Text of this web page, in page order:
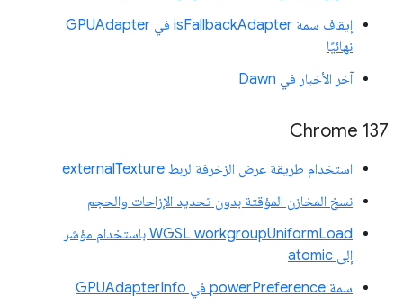
إيقاف سمة isFallbackAdapter في GPUAdapter
نهائيًا
آخر الأخبار في Dawn
Chrome 137
استخدام طريقة عرض الزخرفة لربط externalTexture
نسخ المخازن المؤقتة بدون تحديد الإزاحات والحجم
WGSL workgroupUniformLoad باستخدام مؤشر
إلى atomic
سمة powerPreference في GPUAdapterInfo